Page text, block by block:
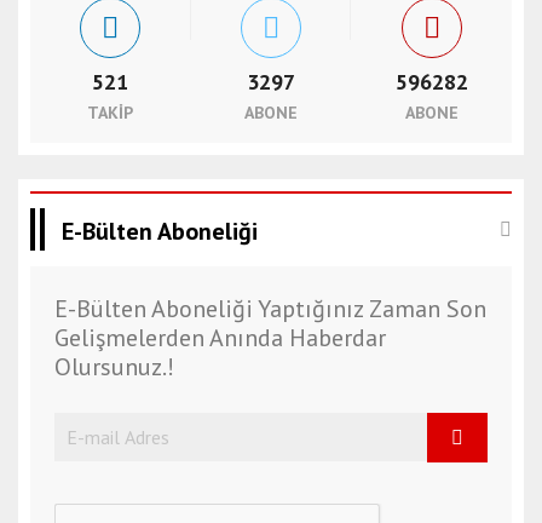
521
TAKIP
3297
ABONE
596282
ABONE
E-Bülten Aboneliği
E-Bülten Aboneliği Yaptığınız Zaman Son
Gelişmelerden Anında Haberdar
Olursunuz.!